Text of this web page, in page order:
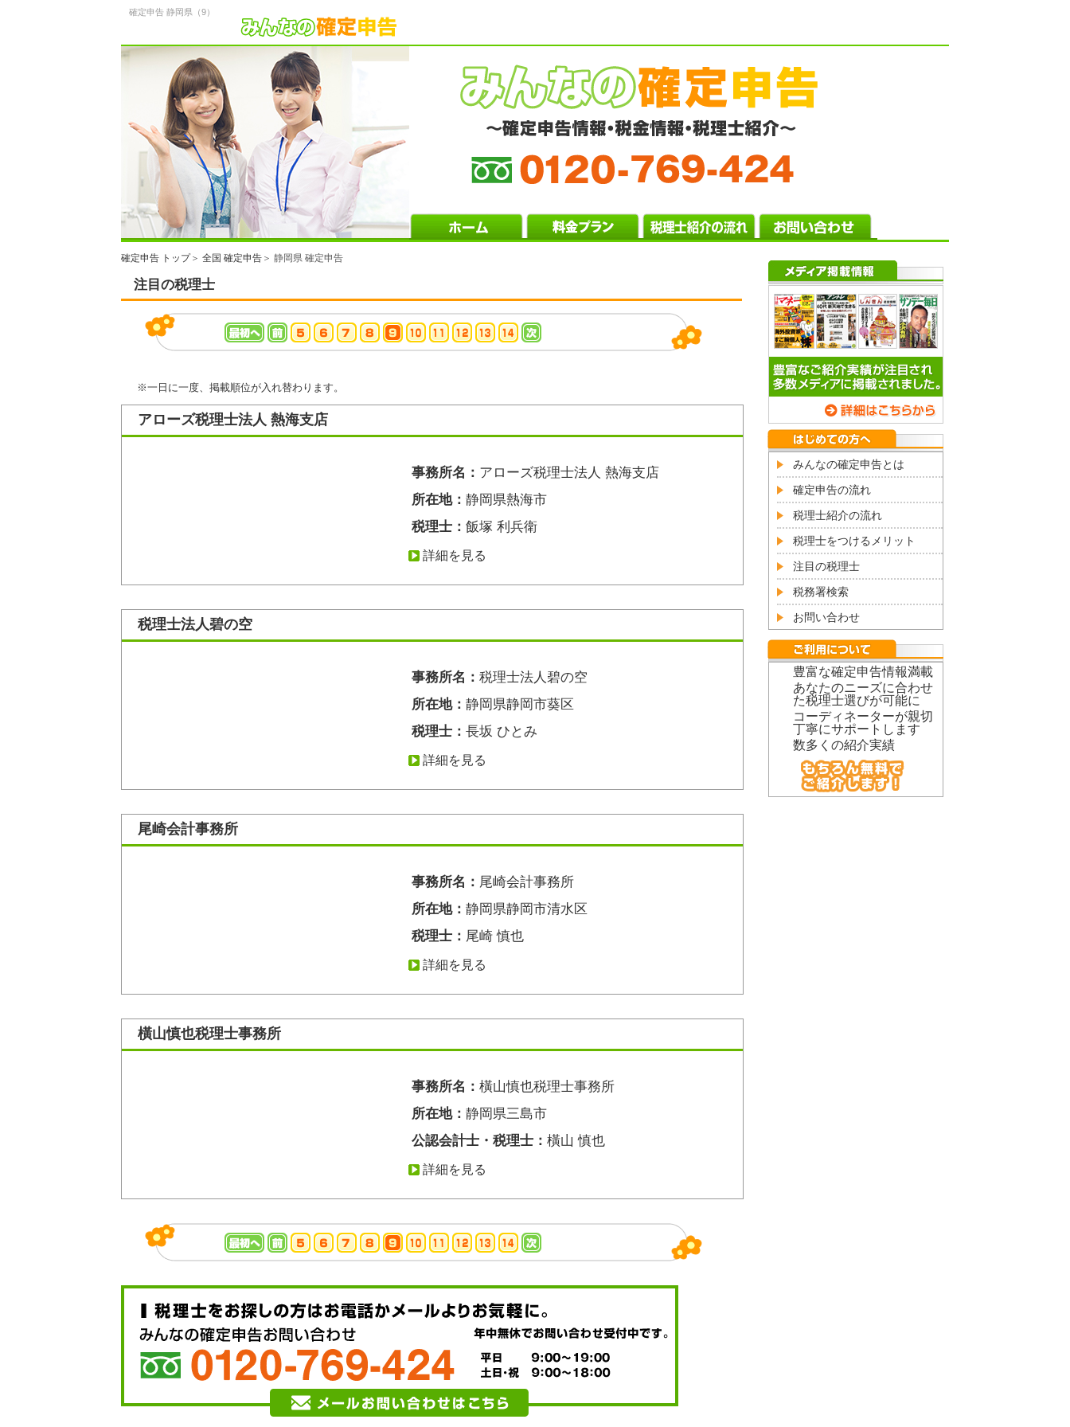
確定申告 静岡県（9）
確定申告 トップ＞ 全国 確定申告 ＞ 静岡県 確定申告
注目の税理士
※一日に一度、掲載順位が入れ替わります。
アローズ税理士法人 熱海支店
事務所名： アローズ税理士法人 熱海支店
所在地： 静岡県熱海市
税理士： 飯塚 利兵衛
詳細を見る
税理士法人碧の空
事務所名： 税理士法人碧の空
所在地： 静岡県静岡市葵区
税理士： 長坂 ひとみ
詳細を見る
尾崎会計事務所
事務所名： 尾崎会計事務所
所在地： 静岡県静岡市清水区
税理士： 尾崎 慎也
詳細を見る
橫山慎也税理士事務所
事務所名： 橫山慎也税理士事務所
所在地： 静岡県三島市
公認会計士・税理士： 橫山 慎也
詳細を見る
みんなの確定申告とは
確定申告の流れ
税理士紹介の流れ
税理士をつけるメリット
注目の税理士
税務署検索
お問い合わせ
豊富な確定申告情報満載
あなたのニーズに合わせ
た税理士選びが可能に
コーディネーターが親切
丁寧にサポートします
数多くの紹介実績